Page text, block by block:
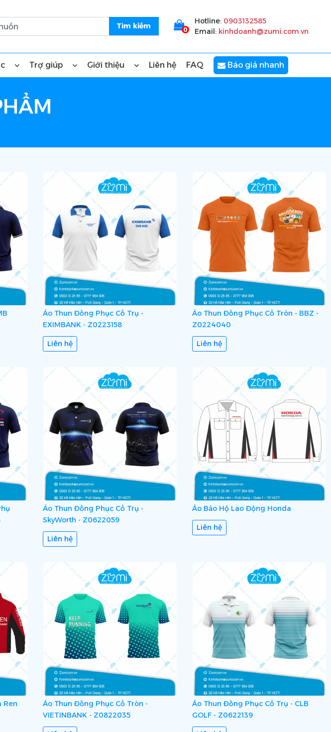
0
Hotline: 0903132585
Email: kinhdoanh@zumi.com.vn
Trợ giúp Giới thiệu Liên hệ FAQ Báo giá nhanh
Áo Thun Đồng Phục Cổ Trụ -
EXIMBANK - Z0223158
Liên hệ
Áo Thun Đồng Phục Cổ Tròn - BBZ -
Z0224040
Liên hệ
Áo Thun Đồng Phục Cổ Trụ -
SkyWorth - Z0622059
Liên hệ
Áo Bảo Hộ Lao Động Honda
Liên hệ
Ren
Áo Thun Đồng Phục Cổ Tròn -
VIETINBANK - Z0822035
Áo Thun Đồng Phục Cổ Trụ - CLB
GOLF - Z0622139